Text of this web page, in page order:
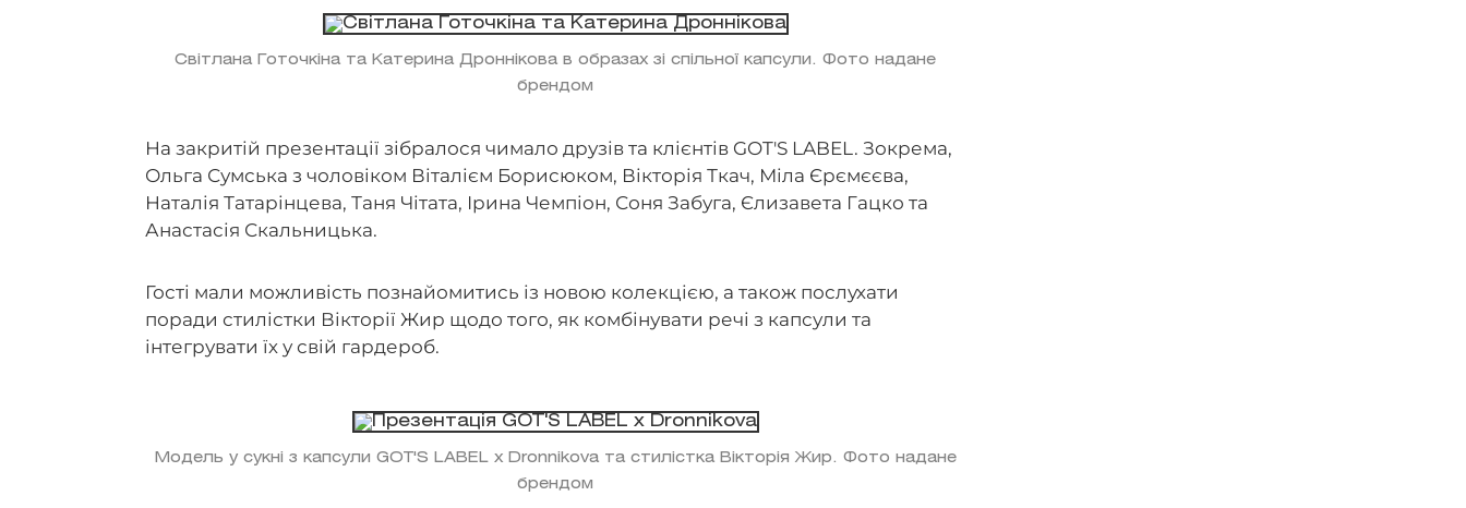
Світлана Готочкіна та Катерина Дроннікова в образах зі спільної капсули. Фото надане
брендом
На закритій презентації зібралося чимало друзів та клієнтів GOT'S LABEL. Зокрема,
Ольга Сумська з чоловіком Віталієм Борисюком, Вікторія Ткач, Міла Єрємєєва,
Наталія Татарінцева, Таня Чітата, Ірина Чемпіон, Соня Забуга, Єлизавета Гацко та
Анастасія Скальницька.
Гості мали можливість познайомитись із новою колекцією, а також послухати
поради стилістки Вікторії Жир щодо того, як комбінувати речі з капсули та
інтегрувати їх у свій гардероб.
Модель у сукні з капсули GOT'S LABEL x Dronnikova та стилістка Вікторія Жир. Фото надане
брендом